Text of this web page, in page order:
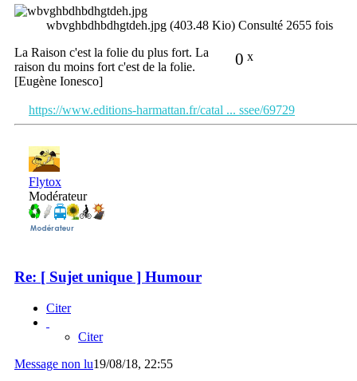
wbvghbdhbdhgtdeh.jpg (403.48 Kio) Consulté 2655 fois
0 x
La Raison c'est la folie du plus fort. La
raison du moins fort c'est de la folie.
[Eugène Ionesco]
https://www.editions-harmattan.fr/catal ... ssee/69729
Flytox
Modérateur
Re: [ Sujet unique ] Humour
Citer
Citer
Message non lu19/08/18, 22:55